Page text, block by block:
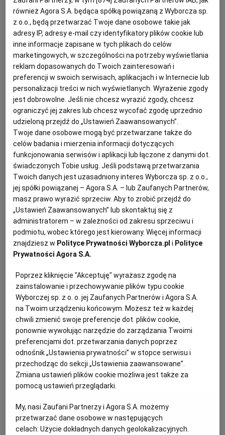
NAPOJE
SAŁATKI
MAKARONY
DRÓB
MIĘSA
RYBY
PRZEKĄSKI
DOMOWE PRZETWORY
SOST, DIPY I INNE DODATKI
DOMOWE PRZYJĘCIE
GRILL
KUCHNIA CHIŃSKA
KUCHNIA TAJSKA
KUCHNIA GRECKA
KUCHNIA PORTUGALSKA
KUCHNIA FRANCUSKA
KUCHNIA AMERYKAŃSKA
KUCHNIA POLSKA
KUCHNIA MEKSYKAŃSKA
KUCHNIA INDYJSKA
KUCHNIA HISZPAŃSKA
KUCHNIA NIEMIECKA
ZAKUPY
SPRZĘT KUCHENNY
FIT PRZEPISY
WEGE
WEGAN
BEZ GLUTENU
PODRÓŻE KULINARNE
HISTORIE KULINARNE
FELIETONY KULINARNE
KSIĄŻKI KULINARNE
SZEF KUCHNI
NASZE SERWISY
SERWISY LOKALNE
BIAŁYSTOK
BIELSKO-BIAŁA
BYDGOSZCZ
CZĘSTOCHOWA
ELBLĄG
GLIWICE
GORZÓW WIELKOPOLSKI
KALISZ
KATOWICE
KIELCE
KRAKÓW
WYBORCZA.PL
MAGAZYNY
DUŻY FORMAT
WOLNA SOBOTA
ALE HISTORIA
WYBORCZA TV I VOD
TYLKO ZDROWIE
KSIĄŻKI. MAGAZYN DO CZYTANIA
NASZA EUROPA
SŁÓWKA. MAGAZYN O JĘZYKU
WYBORCZA CLASSIC
WYBORCZA.BIZ
WYSOKIE OBCASY
BIQDATA
JUTRONAUCI
ARCHIWUM
INNE SERWISY
GAZETA.PL
SPORT.PL
DANIA OBIADOWE KRÓLIK MIĘSO MUSZTARDA
Aurelia Grzywacz, dietetyk
Sałatka z brokułów i łososia
MUSZTARDA OLEJ LNIANY POMIDORY RUKOLA
Aurelia Grzywacz, dietetyk
Sałatka z fenkułem i pstrągiem
FENKUŁ KOPER WŁOSKI MUSZTARDA POMARAŃCZE
Magazyn Kuchnia
Comber jagnięcy z sosem
musztardowym
MIĘSO MUSZTARDA PIECZENIE
Inka Wrońska
Domowa musztarda - zrób to sam.
To łatwe!
KROK PO KROKU MUSZTARDA
MATERIAŁ PROMOCYJNY
również Agora S.A. będąca spółką powiązaną z Wyborcza sp.
z o.o., będą przetwarzać Twoje dane osobowe takie jak
adresy IP, adresy e-mail czy identyfikatory plików cookie lub
inne informacje zapisane w tych plikach do celów
marketingowych, w szczególności na potrzeby wyświetlania
reklam dopasowanych do Twoich zainteresowań i
preferencji w swoich serwisach, aplikacjach i w Internecie lub
personalizacji treści w nich wyświetlanych. Wyrażenie zgody
jest dobrowolne. Jeśli nie chcesz wyrazić zgody, chcesz
ograniczyć jej zakres lub chcesz wycofać zgodę uprzednio
udzieloną przejdź do „Ustawień Zaawansowanych”.
Twoje dane osobowe mogą być przetwarzane także do
celów badania i mierzenia informacji dotyczących
funkcjonowania serwisów i aplikacji lub łączone z danymi dot.
świadczonych Tobie usług. Jeśli podstawą przetwarzania
Twoich danych jest uzasadniony interes Wyborcza sp. z o.o.,
jej spółki powiązanej – Agora S.A. – lub Zaufanych Partnerów,
masz prawo wyrazić sprzeciw. Aby to zrobić przejdź do
„Ustawień Zaawansowanych” lub skontaktuj się z
administratorem – w zależności od zakresu sprzeciwu i
podmiotu, wobec którego jest kierowany. Więcej informacji
znajdziesz w Polityce Prywatności Wyborcza.pl i Polityce
Prywatności Agora S.A.
Poprzez kliknięcie "Akceptuję" wyrażasz zgodę na
zainstalowanie i przechowywanie plików typu cookie
Wyborczej sp. z o. o. jej Zaufanych Partnerów i Agora S.A.
na Twoim urządzeniu końcowym. Możesz też w każdej
chwili zmienić swoje preferencje dot. plików cookie,
ponownie wywołując narzędzie do zarządzania Twoimi
preferencjami dot. przetwarzania danych poprzez
odnośnik „Ustawienia prywatności” w stopce serwisu i
przechodząc do sekcji „Ustawienia zaawansowane”.
Zmiana ustawień plików cookie możliwa jest także za
pomocą ustawień przeglądarki.
My, nasi Zaufani Partnerzy i Agora S.A. możemy
przetwarzać dane osobowe w następujących
celach:Użycie dokładnych danych geolokalizacyjnych.